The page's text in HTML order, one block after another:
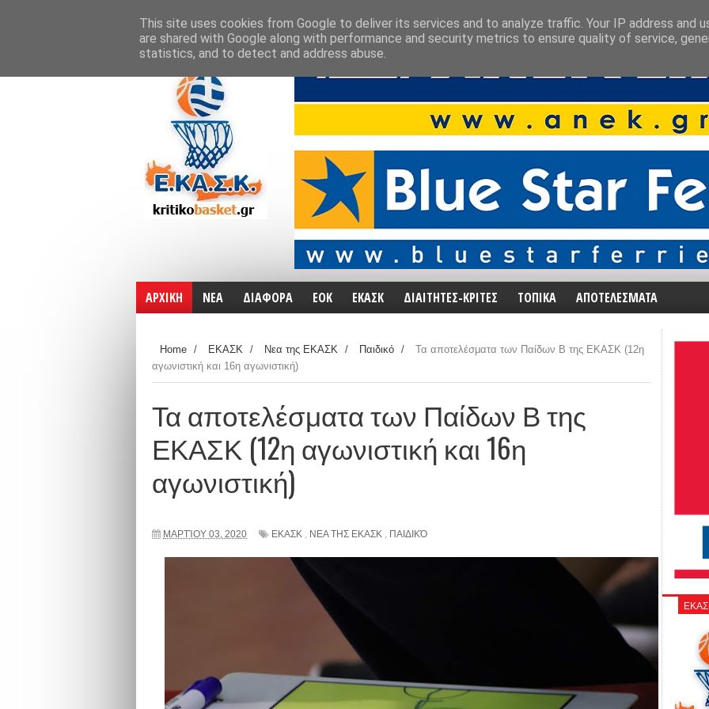
ΑΡΧΙΚΗ ΝΕΑ ΔΙΑΦΟΡΑ ΕΟΚ ΕΚΑΣΚ ΔΙΑΙΤΗΤΕΣ-ΚΡΙΤΕΣ ΤΟΠΙΚΑ ΑΠΟΤΕΛΕΣΜΑΤΑ
Home / ΕΚΑΣΚ / Νεα της ΕΚΑΣΚ / Παιδικό /
Τα αποτελέσματα των Παίδων Β της ΕΚΑΣΚ (12η
αγωνιστική και 16η αγωνιστική)
Τα αποτελέσματα των Παίδων Β της
ΕΚΑΣΚ (12η αγωνιστική και 16η
αγωνιστική)
ΜΑΡΤΊΟΥ 03, 2020 ΕΚΑΣΚ , ΝΕΑ ΤΗΣ ΕΚΑΣΚ , ΠΑΙΔΙΚΌ
This site uses cookies from Google to deliver its services and to analyze traffic. Your IP address and
are shared with Google along with performance and security metrics to ensure quality of service,
statistics, and to detect and address abuse.